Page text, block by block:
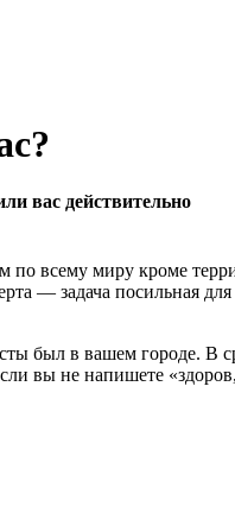
вас действительно
всему миру кроме
— задача посильная
был в вашем городе.
вы не напишете «здоров,